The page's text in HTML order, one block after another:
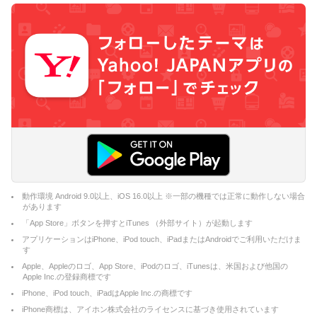
動作環境 Android 9.0以上、iOS 16.0以上 ※一部の機種では正常に動作しない場合
があります
「App Store」ボタンを押すとiTunes （外部サイト）が起動します
アプリケーションはiPhone、iPod touch、iPadまたはAndroidでご利用いただけま
す
Apple、Appleのロゴ、App Store、iPodのロゴ、iTunesは、米国および他国の
Apple Inc.の登録商標です
iPhone、iPod touch、iPadはApple Inc.の商標です
iPhone商標は、アイホン株式会社のライセンスに基づき使用されています